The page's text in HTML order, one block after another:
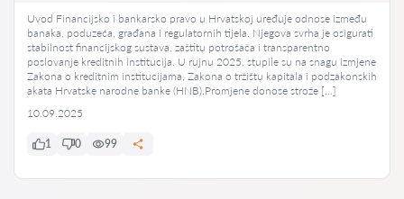
Uvod Financijsko i bankarsko pravo u Hrvatskoj uređuje odnose između
banaka, poduzeća, građana i regulatornih tijela. Njegova svrha je osigurati
stabilnost financijskog sustava, zaštitu potrošača i transparentno
poslovanje kreditnih institucija. U rujnu 2025. stupile su na snagu izmjene
Zakona o kreditnim institucijama, Zakona o tržištu kapitala i podzakonskih
akata Hrvatske narodne banke (HNB).Promjene donose strože […]
10.09.2025
1 0 99